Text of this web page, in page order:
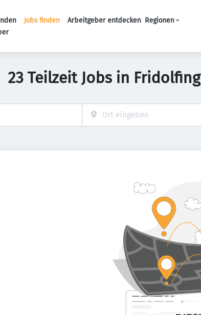
Jobs finden Arbeitgeber entdecken Regionen
23 Teilzeit Jobs in Fridolfing